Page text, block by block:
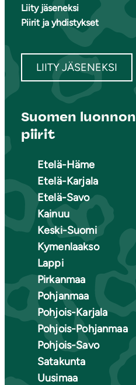
Liity jäseneksi
Piirit ja yhdistykset
LIITY JÄSENEKSI
Suomen
piirit
Etelä-Häme
Etelä-Karjala
Etelä-Savo
Kainuu
Keski-Suomi
Kymenlaakso
Lappi
Pirkanmaa
Pohjanmaa
Pohjois-Karjala
Pohjois-Pohjanmaa
Pohjois-Savo
Satakunta
Uusimaa